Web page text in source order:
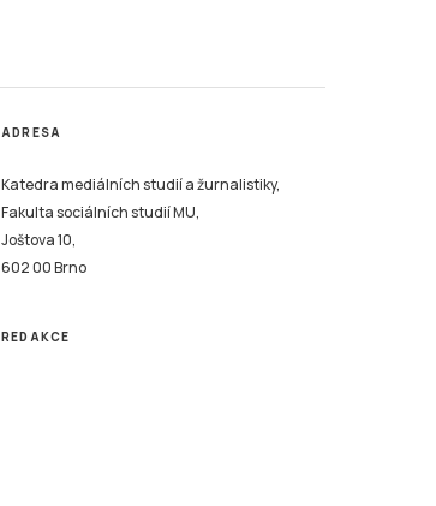
ADRESA
Katedra mediálních studií a žurnalistiky,
Fakulta sociálních studií MU,
Joštova 10,
602 00 Brno
REDAKCE